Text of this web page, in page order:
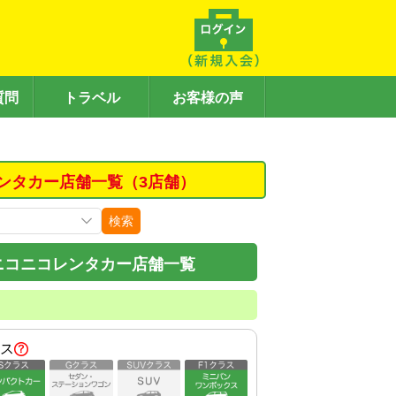
問 トラベル お客様の声
カー店舗一覧（3店舗）
検索
ニコレンタカー店舗一覧